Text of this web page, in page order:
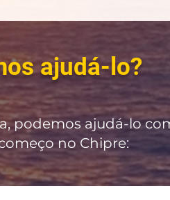
ajudá-lo?
podemos ajudá-lo
no Chipre: